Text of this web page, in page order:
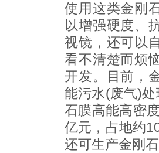
使用这类金刚
以增强硬度、
视镜，还可以
看不清楚而烦
开发。目前，
能污水(废气)
石膜高能高密
亿元，占地约
还可生产金刚